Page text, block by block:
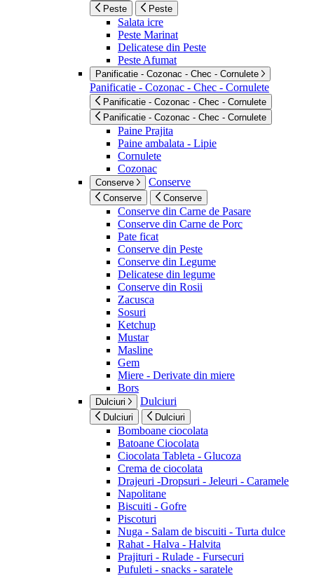
Peste Peste
Salata icre
Peste Marinat
Delicatese din Peste
Peste Afumat
Panificatie - Cozonac - Chec - Cornulete
Panificatie - Cozonac - Chec - Cornulete
Panificatie - Cozonac - Chec - Cornulete
Panificatie - Cozonac - Chec - Cornulete
Paine Prajita
Paine ambalata - Lipie
Cornulete
Cozonac
Conserve Conserve
Conserve Conserve
Conserve din Carne de Pasare
Conserve din Carne de Porc
Pate ficat
Conserve din Peste
Conserve din Legume
Delicatese din legume
Conserve din Rosii
Zacusca
Sosuri
Ketchup
Mustar
Masline
Gem
Miere - Derivate din miere
Bors
Dulciuri Dulciuri
Dulciuri Dulciuri
Bomboane ciocolata
Batoane Ciocolata
Ciocolata Tableta - Glucoza
Crema de ciocolata
Drajeuri -Dropsuri - Jeleuri - Caramele
Napolitane
Biscuiti - Gofre
Piscoturi
Nuga - Salam de biscuiti - Turta dulce
Rahat - Halva - Halvita
Prajituri - Rulade - Fursecuri
Pufuleti - snacks - saratele